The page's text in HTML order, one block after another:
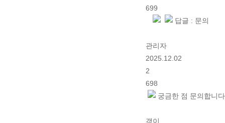
699
답글 : 문의
관리자
2025.12.02
2
698
궁금한 점 문의합니
갱이